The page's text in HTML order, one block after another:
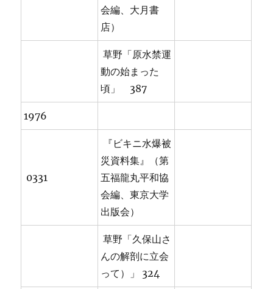
会編、大月書
店）
草野「原水禁運
動の始まった
頃」 387
1976
0331
『ビキニ水爆被
災資料集』（第
五福龍丸平和協
会編、東京大学
出版会）
草野「久保山さ
んの解剖に立会
って）」 324